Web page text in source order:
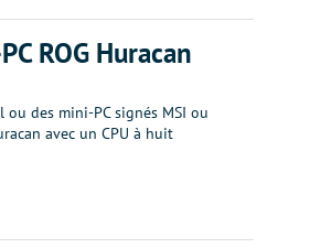
ROG Huracan
ou des mini-PC signés MSI ou
avec un CPU à huit